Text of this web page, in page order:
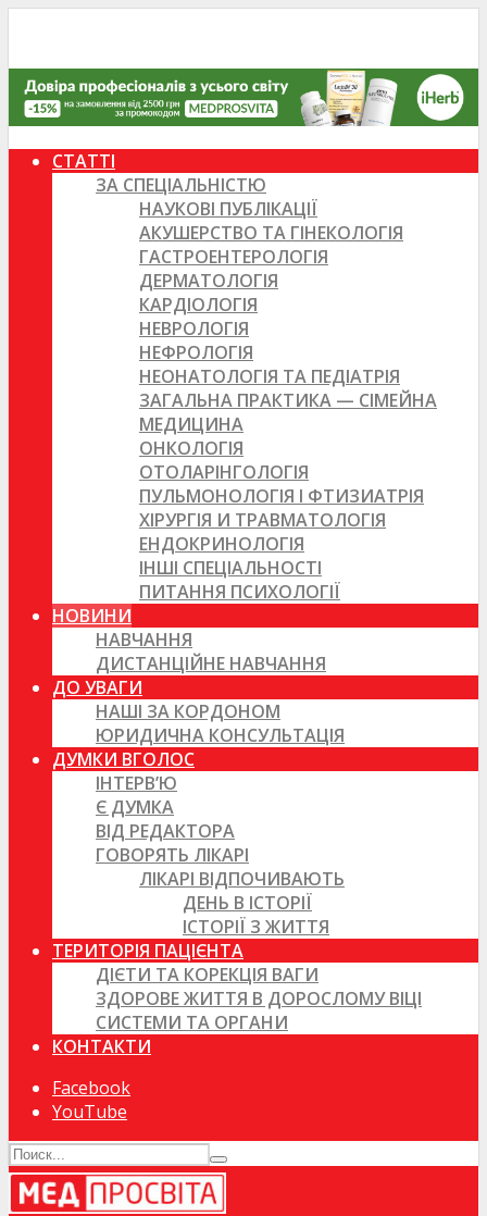
СТАТТІ
ЗА СПЕЦІАЛЬНІСТЮ
НАУКОВІ ПУБЛІКАЦІЇ
АКУШЕРСТВО ТА ГІНЕКОЛОГІЯ
ГАСТРОЕНТЕРОЛОГІЯ
ДЕРМАТОЛОГІЯ
КАРДІОЛОГІЯ
НЕВРОЛОГІЯ
НЕФРОЛОГІЯ
НЕОНАТОЛОГІЯ ТА ПЕДІАТРІЯ
ЗАГАЛЬНА ПРАКТИКА — СІМЕЙНА
МЕДИЦИНА
ОНКОЛОГІЯ
ОТОЛАРІНГОЛОГІЯ
ПУЛЬМОНОЛОГІЯ І ФТИЗИАТРІЯ
ХІРУРГІЯ И ТРАВМАТОЛОГІЯ
ЕНДОКРИНОЛОГІЯ
ІНШІ СПЕЦІАЛЬНОСТІ
ПИТАННЯ ПСИХОЛОГІЇ
НОВИНИ
НАВЧАННЯ
ДИСТАНЦІЙНЕ НАВЧАННЯ
ДО УВАГИ
НАШІ ЗА КОРДОНОМ
ЮРИДИЧНА КОНСУЛЬТАЦІЯ
ДУМКИ ВГОЛОС
ІНТЕРВ’Ю
Є ДУМКА
ВІД РЕДАКТОРА
ГОВОРЯТЬ ЛІКАРІ
ЛІКАРІ ВІДПОЧИВАЮТЬ
ДЕНЬ В ІСТОРІЇ
ІСТОРІЇ З ЖИТТЯ
ТЕРИТОРІЯ ПАЦІЄНТА
ДІЄТИ ТА КОРЕКЦІЯ ВАГИ
ЗДОРОВЕ ЖИТТЯ В ДОРОСЛОМУ ВІЦІ
СИСТЕМИ ТА ОРГАНИ
КОНТАКТИ
Facebook
YouTube